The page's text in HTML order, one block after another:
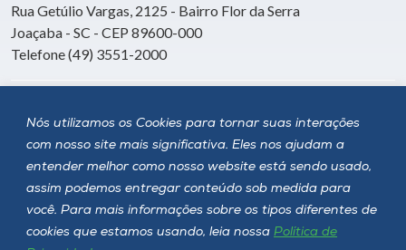
Nós utilizamos os Cookies para tornar suas interações
com nosso site mais significativa. Eles nos ajudam a
entender melhor como nosso website está sendo usado,
assim podemos entregar conteúdo sob medida para
você. Para mais informações sobre os tipos diferentes de
cookies que estamos usando, leia nossa Política de
Rua Getúlio Vargas, 2125 - Bairro Flor da Serra
Joaçaba - SC - CEP 89600-000
Telefone (49) 3551-2000
Siga a Unoesc